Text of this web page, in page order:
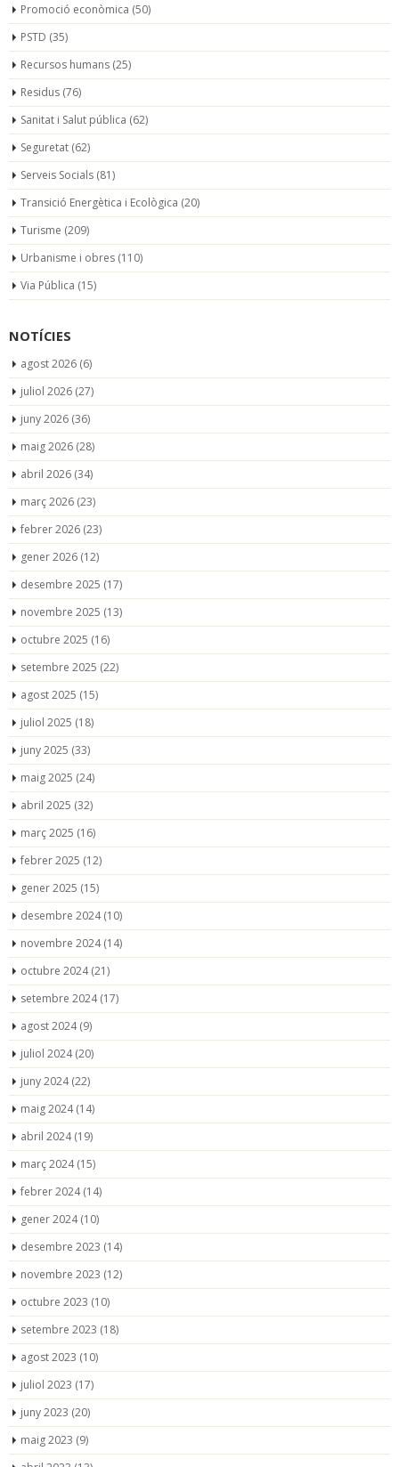
Promoció econòmica (50)
PSTD (35)
Recursos humans (25)
Residus (76)
Sanitat i Salut pública (62)
Seguretat (62)
Serveis Socials (81)
Transició Energètica i Ecològica (20)
Turisme (209)
Urbanisme i obres (110)
Via Pública (15)
NOTÍCIES
agost 2026 (6)
juliol 2026 (27)
juny 2026 (36)
maig 2026 (28)
abril 2026 (34)
març 2026 (23)
febrer 2026 (23)
gener 2026 (12)
desembre 2025 (17)
novembre 2025 (13)
octubre 2025 (16)
setembre 2025 (22)
agost 2025 (15)
juliol 2025 (18)
juny 2025 (33)
maig 2025 (24)
abril 2025 (32)
març 2025 (16)
febrer 2025 (12)
gener 2025 (15)
desembre 2024(10)
novembre 2024(14)
octubre 2024(21)
setembre 2024(17)
agost 2024(9)
juliol 2024(20)
juny 2024(22)
maig 2024(14)
abril 2024(19)
març 2024(15)
febrer 2024(14)
gener 2024(10)
desembre 2023 (14)
novembre 2023 (12)
octubre 2023 (10)
setembre 2023 (18)
agost 2023 (10)
juliol 2023 (17)
juny 2023 (20)
maig 2023 (9)